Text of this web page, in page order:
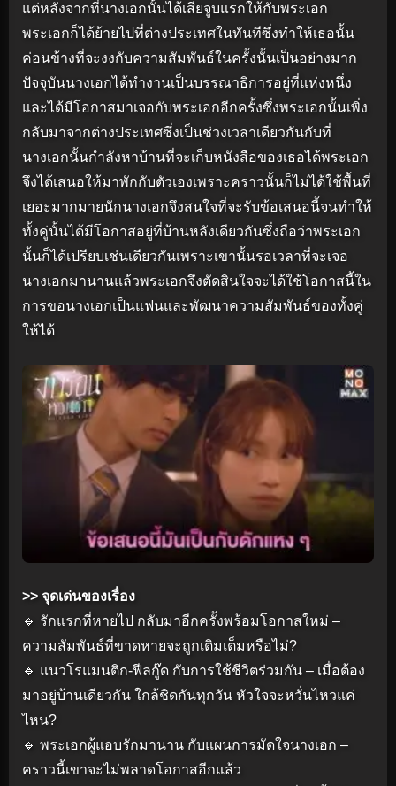
แต่หลังจากที่นางเอกนั้นได้เสียจูบแรกให้กับพระเอก
พระเอกก็ได้ย้ายไปที่ต่างประเทศในทันทีซึ่งทำให้เธอนั้น
ค่อนข้างที่จะงงกับความสัมพันธ์ในครั้งนั้นเป็นอย่างมาก
ปัจจุบันนางเอกได้ทำงานเป็นบรรณาธิการอยู่ที่แห่งหนึ่ง
และได้มีโอกาสมาเจอกับพระเอกอีกครั้งซึ่งพระเอกนั้นเพิ่ง
กลับมาจากต่างประเทศซึ่งเป็นช่วงเวลาเดียวกันกับที่
นางเอกนั้นกำลังหาบ้านที่จะเก็บหนังสือของเธอได้พระเอก
จึงได้เสนอให้มาพักกับตัวเองเพราะคราวนั้นก็ไม่ได้ใช้พื้นที่
เยอะมากมายนักนางเอกจึงสนใจที่จะรับข้อเสนอนี้จนทำให้
ทั้งคู่นั้นได้มีโอกาสอยู่ที่บ้านหลังเดียวกันซึ่งถือว่าพระเอก
นั้นก็ได้เปรียบเช่นเดียวกันเพราะเขานั้นรอเวลาที่จะเจอ
นางเอกมานานแล้วพระเอกจึงตัดสินใจจะได้ใช้โอกาสนี้ใน
การขอนางเอกเป็นแฟนและพัฒนาความสัมพันธ์ของทั้งคู่
ให้ได้
>> จุดเด่นของเรื่อง
🔹 รักแรกที่หายไป กลับมาอีกครั้งพร้อมโอกาสใหม่ –
ความสัมพันธ์ที่ขาดหายจะถูกเติมเต็มหรือไม่?
🔹 แนวโรแมนติก-ฟีลกู๊ด กับการใช้ชีวิตร่วมกัน – เมื่อต้อง
มาอยู่บ้านเดียวกัน ใกล้ชิดกันทุกวัน หัวใจจะหวั่นไหวแค่
ไหน?
🔹 พระเอกผู้แอบรักมานาน กับแผนการมัดใจนางเอก –
คราวนี้เขาจะไม่พลาดโอกาสอีกแล้ว